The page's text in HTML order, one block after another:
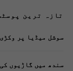
تازہ ترین
سوشل میڈیا پر
سندھ میں گاڑیوں کی